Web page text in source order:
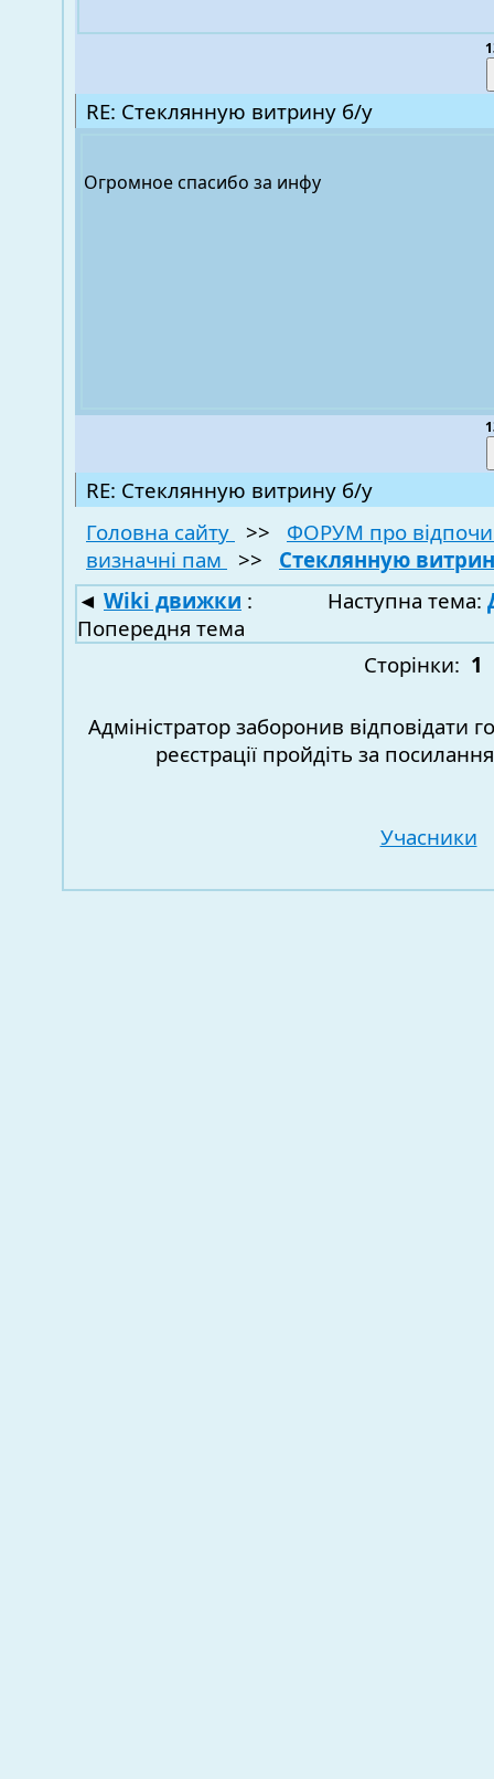
RE: Стеклянную витрину б/у
Огромное спасибо за инфу
RE: Стеклянную витрину б/у
Головна сайту
>> ФОРУМ про
визначні пам
>> Стеклянную
◄ Wiki движки :
Попередня тема
Наступна тема:
Сторінки: 1
Адміністратор заборонив відповідати
реєстрації пройдіть за
Учасники